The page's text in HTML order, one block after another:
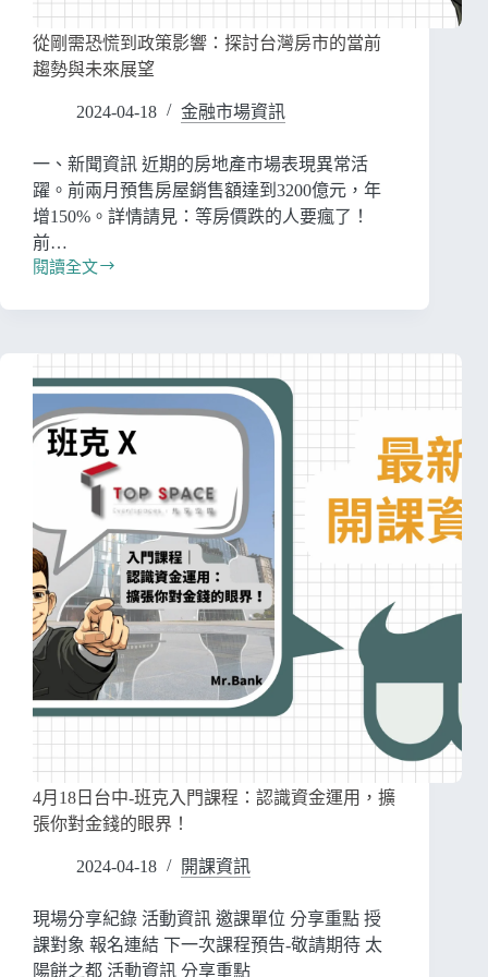
從剛需恐慌到政策影響：探討台灣房市的當前
趨勢與未來展望
2024-04-18 金融市場資訊
一、新聞資訊 近期的房地產市場表現異常活
躍。前兩月預售房屋銷售額達到3200億元，年
增150%。詳情請見：等房價跌的人要瘋了！
前…
閱讀全文
4月18日台中-班克入門課程：認識資金運用，擴
張你對金錢的眼界！
2024-04-18 開課資訊
現場分享紀錄 活動資訊 邀課單位 分享重點 授
課對象 報名連結 下一次課程預告-敬請期待 太
陽餅之都 活動資訊 分享重點